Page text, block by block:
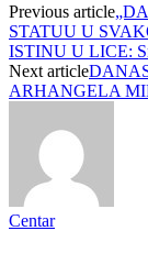
Previous article
STATUU U
ISTINU U LICE:
Next article
ARHANGELA
Centar